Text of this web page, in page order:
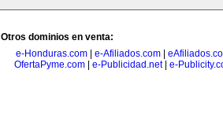
Otros dominios en venta:
e-Honduras.com| e-Afiliados.com|
OfertaPyme.com| e-Publicidad.net| e-